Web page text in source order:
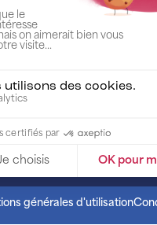
Je cherche
Evènements
générales d'utilisation